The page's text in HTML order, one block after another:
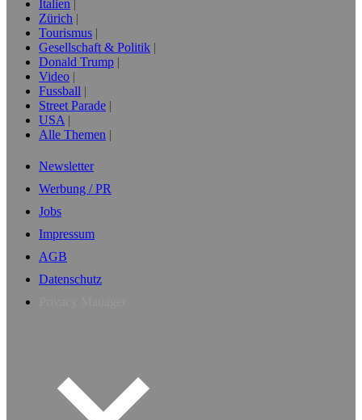
Italien
Zürich
Tourismus
Gesellschaft & Politik
Donald Trump
Video
Fussball
Street Parade
USA
Alle Themen
Newsletter
Werbung / PR
Jobs
Impressum
AGB
Datenschutz